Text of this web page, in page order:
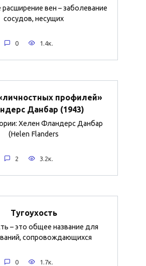
расширение вен – заболевание
сосудов, несущих
0 1.4к.
профилей»
Данбар (1943)
Хелен Фландерс Данбар
(Helen Flanders
2 3.2к.
Тугоухость
– это общее название для
сопровождающихся
0 1.7к.